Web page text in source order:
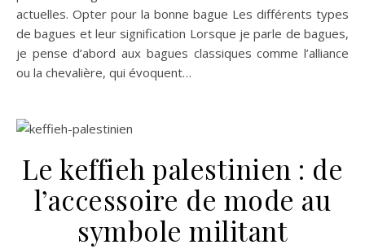
actuelles. Opter pour la bonne bague Les différents types
de bagues et leur signification Lorsque je parle de bagues,
je pense d’abord aux bagues classiques comme l’alliance
ou la chevalière, qui évoquent…
Le keffieh palestinien : de
l’accessoire de mode au
symbole militant